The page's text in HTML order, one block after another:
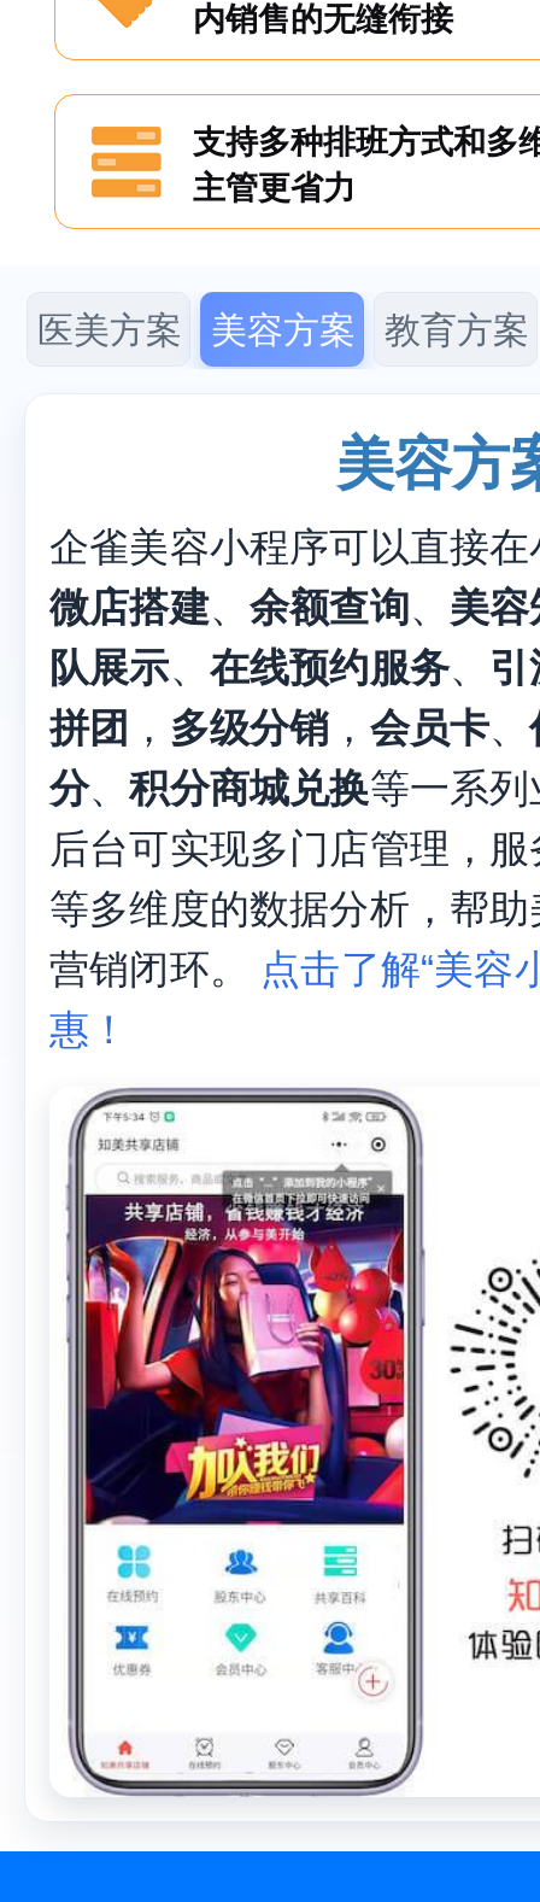
内销售的无缝衔接
支持多种排班方式和多
主管更省力
医美方案 美容方案 教育方案
美容方
企雀美容小程序可以直接
微店搭建、余额查询、 美
队展示、 在线预约服务、
拼团 ， 多级分销 ， 会员卡、
分、积分商城兑换等一系
后台可实现多门店管理，
等多维度的数据分析，帮
营销闭环。
点击了解“美容
惠！